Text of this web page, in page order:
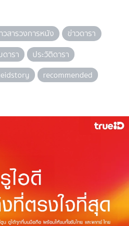
วสารวงการหนัง
ข่าวดารา
ารา
ประวัติดารา
recommended